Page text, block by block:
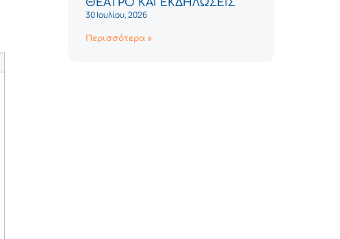
30 Ιουλίου, 2026
Περισσότερα »